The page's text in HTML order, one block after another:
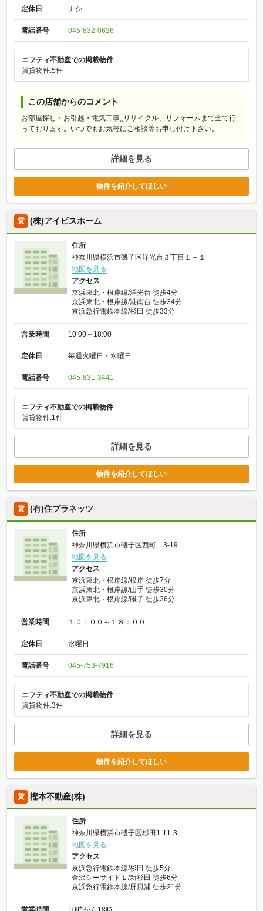
定休日 ナシ
電話番号 045-832-0626
ニフティ不動産での掲載物件
賃貸物件:5件
この店舗からのコメント
お部屋探し・お引越・電気工事,,リサイクル、リフォームまで全て行
っております。いつでもお気軽にご相談等お申し付け下さい。
詳細を見る
物件を紹介してほしい
賃 (株)アイビスホーム
住所
神奈川県横浜市磯子区洋光台３丁目１－１
地図を見る
アクセス
京浜東北・根岸線/洋光台 徒歩4分
京浜東北・根岸線/港南台 徒歩34分
京浜急行電鉄本線/杉田 徒歩33分
営業時間 10:00～18:00
定休日 毎週火曜日・水曜日
電話番号 045-831-3441
ニフティ不動産での掲載物件
賃貸物件:1件
詳細を見る
物件を紹介してほしい
賃 (有)住プラネッツ
住所
神奈川県横浜市磯子区西町 3-19
地図を見る
アクセス
京浜東北・根岸線/根岸 徒歩7分
京浜東北・根岸線/山手 徒歩30分
京浜東北・根岸線/磯子 徒歩36分
営業時間 １０：００～１８：００
定休日 水曜日
電話番号 045-753-7916
ニフティ不動産での掲載物件
賃貸物件:3件
詳細を見る
物件を紹介してほしい
賃 樫本不動産(株)
住所
神奈川県横浜市磯子区杉田1-11-3
地図を見る
アクセス
京浜急行電鉄本線/杉田 徒歩5分
金沢シーサイドＬ/新杉田 徒歩6分
京浜急行電鉄本線/屏風浦 徒歩21分